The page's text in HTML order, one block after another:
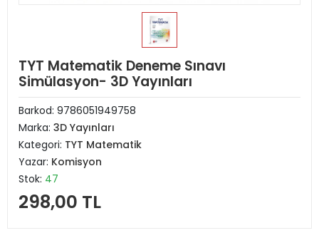
TYT Matematik Deneme Sınavı
Simülasyon- 3D Yayınları
Barkod: 9786051949758
Marka: 3D Yayınları
Kategori: TYT Matematik
Yazar: Komisyon
Stok: 47
298,00 TL